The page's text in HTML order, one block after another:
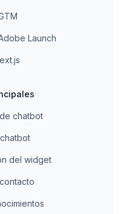
Launch
chatbot
del widget